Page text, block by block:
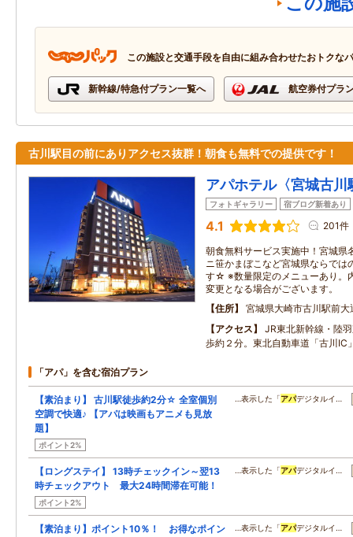
この施設と交通手段を自由に組み合わせたおトクな
新幹線/特急付プラン一覧へ 航空券付プラ
古川駅目の前にありアクセス抜群！朝食も無料での提供です！
アパホテル〈宮城古川
フォトギャラリー 宿ブログ新着あり
4.1 201件
朝食無料サービス実施中！宮城県
ニ笹かまぼこなど宮城県ならでは
す☆ ※数量限定のメニューあり。
変更となる場合がございます。
住所
宮城県大崎市古川駅前
アクセス
JR東北新幹線・陸
歩約２分。東北自動車道「古川IC
「アパ」を含む宿泊プラン
【素泊まり】 古川駅徒歩約2分☆ 全室個別
空調で快適♪ 【アパは映画もアニメも見放
題】
ポイント2%
…表示した「アパデジタルイ…
【ロングステイ】 13時チェックイン～翌13
時チェックアウト 最大24時間滞在可能！
ポイント2%
…表示した「アパデジタルイ…
【素泊まり】ポイント10％！ お得なポイン
…表示した「アパデジタルイ…